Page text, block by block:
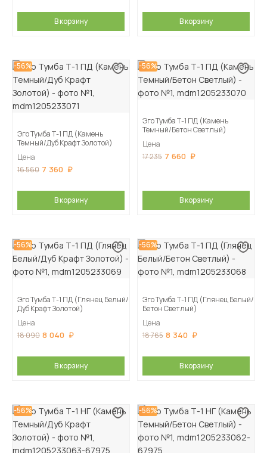
В корзину В корзину
-56%
Эго Тумба Т-1 ПД (Камень
Темный/Дуб Крафт Золотой)
Цена
16 560 7 360
В корзину
-56%
Эго Тумба Т-1 ПД (Камень
Темный/Бетон Светлый)
Цена
17 235 7 660
В корзину
-56%
Эго Тумба Т-1 ПД (Глянец Белый/
Дуб Крафт Золотой)
Цена
18 090 8 040
В корзину
-56%
Эго Тумба Т-1 ПД (Глянец Белый/
Бетон Светлый)
Цена
18 765 8 340
В корзину
-56% -56%